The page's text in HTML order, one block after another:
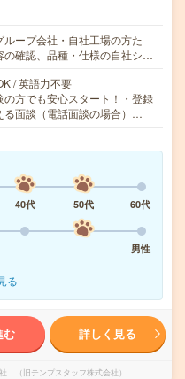
ループ会社・自社工場の方た
の確認、品種・仕様の自社シ…
/ 英語力不要
の方でも安心スタート！・登録
る面談（電話面談の場合）…
40代 50代
60代
男性
る
む 詳しく見る
（旧テンプスタッフ株式会社）